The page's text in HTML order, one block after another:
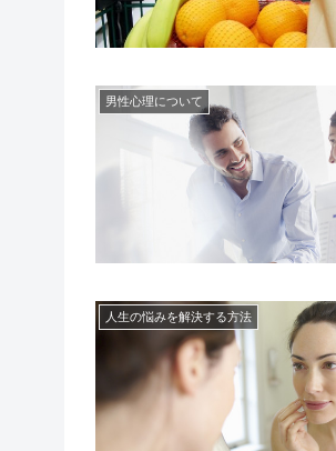
男性心理について
人生の悩みを解決する方法